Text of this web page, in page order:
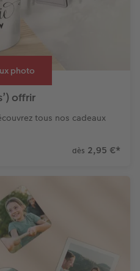
photo
offrir
tous nos cadeaux
dès 2,95 €*